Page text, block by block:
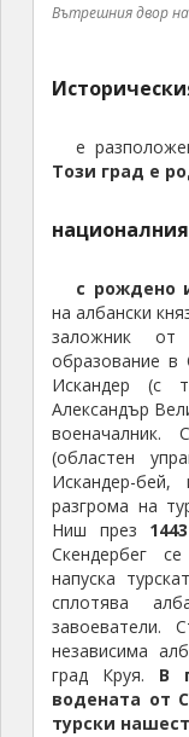
Вътрешния двор
е
Този град е
с рождено
на албански
заложник
образование в
Искандер (с
Александър
(областен
Искандер-
разгрома на
Ниш през 1443
Скендербег
напуска
сплотява
завоеватели.
независима
град Круя. В
водената от
турски